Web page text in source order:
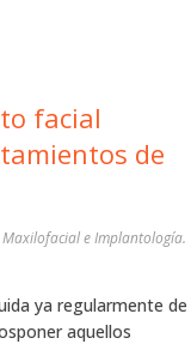
facial
de
e Implantología.
ya regularmente de
aquellos